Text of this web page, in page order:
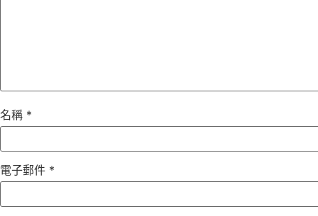
名稱 *
電子郵件 *